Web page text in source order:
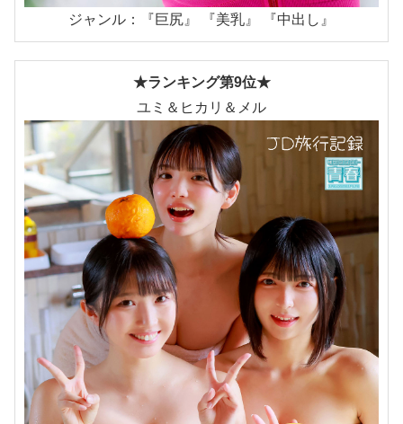
ジャンル：『巨尻』 『美乳』 『中出し』
★ランキング第9位★
ユミ＆ヒカリ＆メル